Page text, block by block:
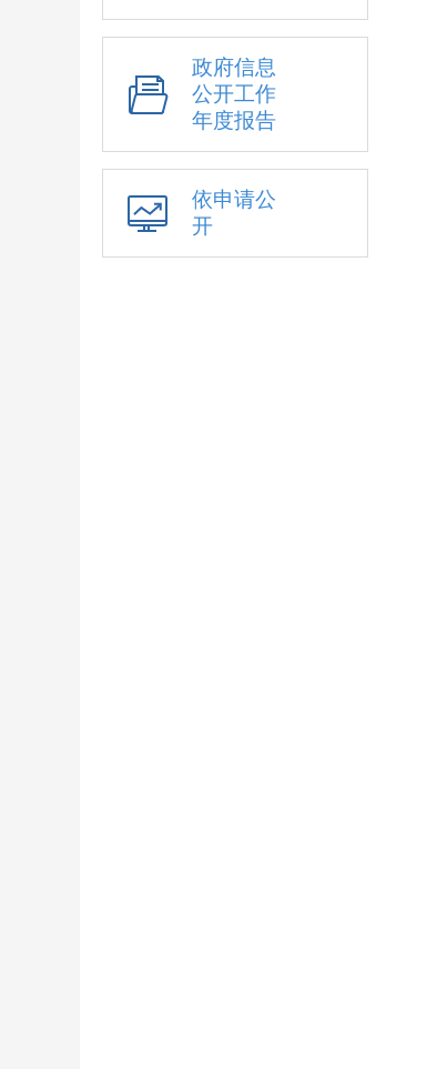
政府信息
公开工作
年度报告
依申请公
开